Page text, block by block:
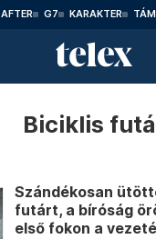
AFTER G7 KARAKTER
Biciklis
Szándékosan
futárt, a bíróság
első fokon a